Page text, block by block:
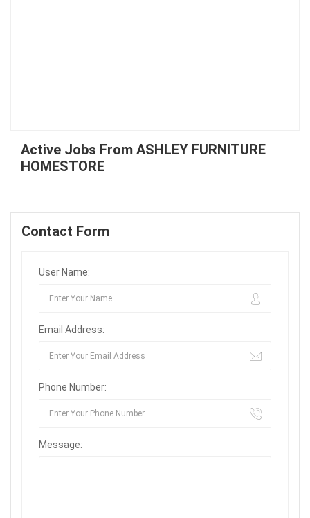
Active Jobs From ASHLEY FURNITURE
HOMESTORE
Contact Form
User Name:
Email Address:
Phone Number:
Message: